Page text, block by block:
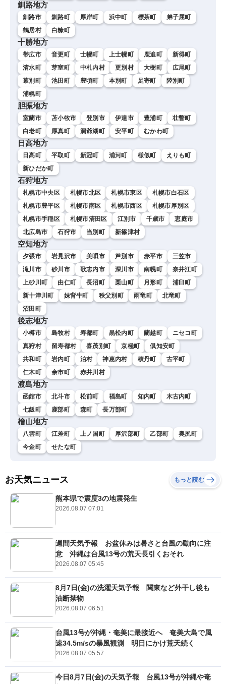
釧路地方
釧路市 釧路町 厚岸町 浜中町 標茶町
弟子屈町
鶴居村
白糠町
十勝地方
帯広市 音更町 士幌町 上士幌町 鹿追町
新得町
清水町
芽室町 中札内村 更別村 大樹町
広尾町
幕別町
池田町 豊頃町 本別町 足寄町
陸別町
浦幌町
胆振地方
室蘭市 苫小牧市 登別市 伊達市 豊浦町
壮瞥町
白老町
厚真町 洞爺湖町 安平町 むかわ町
日高地方
日高町 平取町 新冠町 浦河町 様似町
えりも町
新ひだか町
石狩地方
札幌市中央区 札幌市北区 札幌市東区
札幌市白石区
札幌市豊平区
札幌市南区 札幌市西区
札幌市厚別区
札幌市手稲区
札幌市清田区 江別市 千歳市
恵庭市
北広島市
石狩市 当別町 新篠津村
空知地方
夕張市 岩見沢市 美唄市 芦別市 赤平市
三笠市
滝川市
砂川市 歌志内市 深川市 南幌町
奈井江町
上砂川町
由仁町 長沼町 栗山町 月形町
浦臼町
新十津川町
妹背牛町 秩父別町 雨竜町
北竜町
沼田町
後志地方
小樽市 島牧村 寿都町 黒松内町 蘭越町
ニセコ町
真狩村
留寿都村 喜茂別町 京極町
倶知安町
共和町
岩内町 泊村 神恵内村 積丹町
古平町
仁木町
余市町 赤井川村
渡島地方
函館市 北斗市 松前町 福島町 知内町
木古内町
七飯町
鹿部町 森町 長万部町
檜山地方
八雲町 江差町 上ノ国町 厚沢部町 乙部町
奥尻町
今金町
せたな町
お天気ニュース もっと読む
熊本県で震度3の地震発生
2026.08.07 07:01
週間天気予報 お盆休みは暑さと台風の動向に注
意 沖縄は台風13号の荒天長引くおそれ
2026.08.07 05:45
8月7日(金)の洗濯天気予報 関東など外干し後も
油断禁物
2026.08.07 06:51
台風13号が沖縄・奄美に最接近へ 奄美大島で風
速34.5m/sの暴風観測 明日にかけ荒天続く
2026.08.07 05:57
今日8月7日(金)の天気予報 台風13号が沖縄や奄